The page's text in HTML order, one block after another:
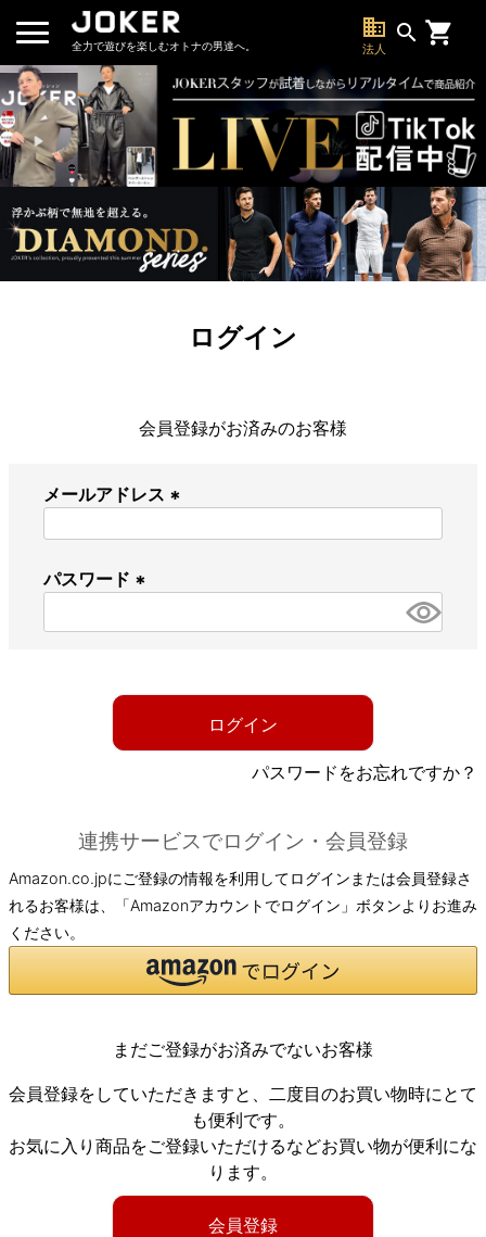
全力で遊びを楽しむオトナの男達へ。
business
法人
search
ログイン
会員登録がお済みのお客様
メールアドレス
パスワード
必
ログイン
パスワードをお忘れですか？
連携サービスでログイン・会員登録
Amazon.co.jpにご登録の情報を利用してログインまたは会員登録さ
れるお客様は、「Amazonアカウントでログイン」ボタンよりお進み
ください。
まだご登録がお済みでないお客様
会員登録をしていただきますと、二度目のお買い物時にとて
も便利です。
お気に入り商品をご登録いただけるなどお買い物が便利にな
ります。
会員登録